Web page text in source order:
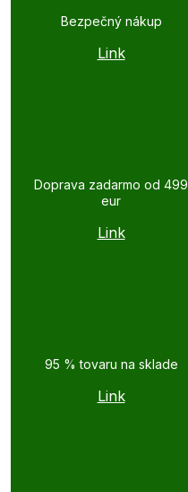
Bezpečný nákup
Link
Doprava zadarmo od 499
eur
Link
95 % tovaru na sklade
Link